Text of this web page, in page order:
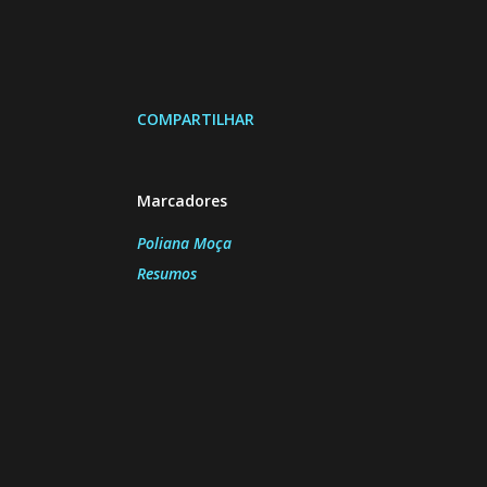
COMPARTILHAR
Marcadores
Poliana Moça
Resumos